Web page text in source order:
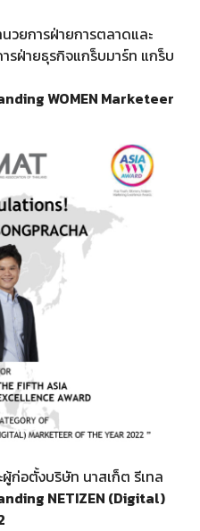
วยการฝ่ายการตลาดและ
รฝ่ายธุรกิจแกร็บมาร์ท แกร็บ
WOMEN Marketeer
ผู้ก่อตั้งบริษัท นาสเก็ต รีเทล
NETIZEN (Digital)